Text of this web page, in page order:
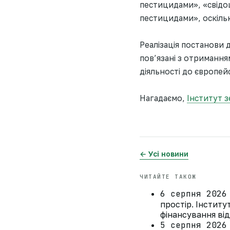
пестицидами»,
пестицидами»,
Реалізація
пов’язані з
діяльності до
Нагадаємо, Інститут
← Усі новини
ЧИТАЙТЕ ТАКОЖ
6 серпня
простір.
фінансування
5 серпня